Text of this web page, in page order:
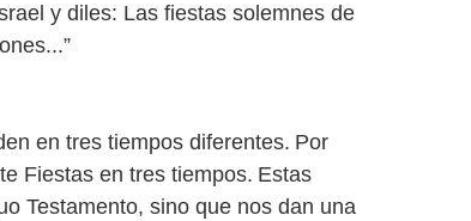
y diles: Las fiestas solemnes de
en tres tiempos diferentes. Por
Fiestas en tres tiempos. Estas
Testamento, sino que nos dan una